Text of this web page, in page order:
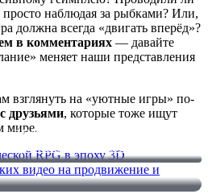
просто наблюдая за рыбками? Или,
должна всегда «двигать вперёд»?
в комментариях — давайте
меняет наши представления
взглянуть на «уютные игры» по-
друзьями, которые тоже ищут
мире.
RPG в эпоху 3D
на продвижение и